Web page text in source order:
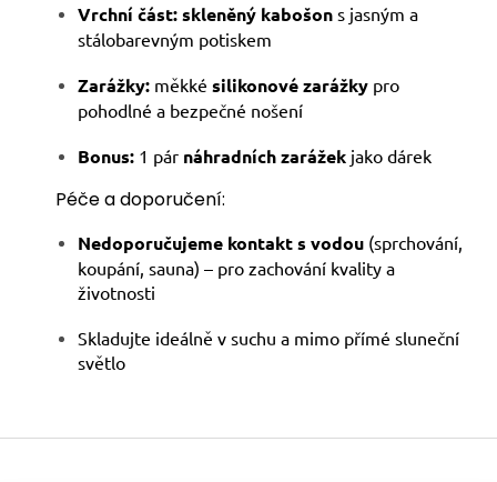
Vrchní část:skleněný kabošon s jasným a
stálobarevným potiskem
Zarážky: měkké silikonové zarážky pro
pohodlné a bezpečné nošení
Bonus: 1 pár náhradních zarážek jako dárek
Péče a doporučení:
Nedoporučujeme kontakt s vodou (sprchování,
koupání, sauna) – pro zachování kvality a
životnosti
Skladujte ideálně v suchu a mimo přímé sluneční
světlo
Z